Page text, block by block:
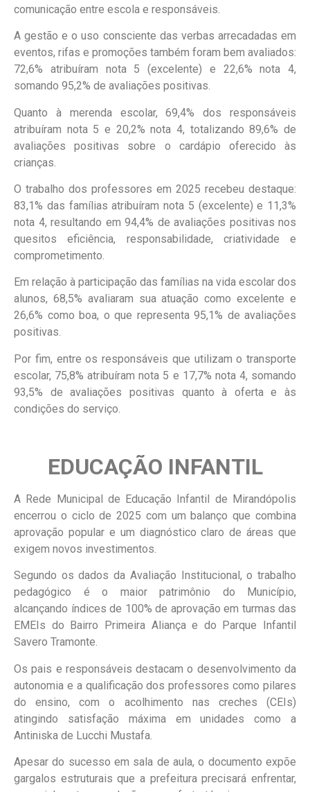
comunicação entre escola e responsáveis.
A gestão e o uso consciente das verbas arrecadadas em
eventos, rifas e promoções também foram bem avaliados:
72,6% atribuíram nota 5 (excelente) e 22,6% nota 4,
somando 95,2% de avaliações positivas.
Quanto à merenda escolar, 69,4% dos responsáveis
atribuíram nota 5 e 20,2% nota 4, totalizando 89,6% de
avaliações positivas sobre o cardápio oferecido às
crianças.
O trabalho dos professores em 2025 recebeu destaque:
83,1% das famílias atribuíram nota 5 (excelente) e 11,3%
nota 4, resultando em 94,4% de avaliações positivas nos
quesitos eficiência, responsabilidade, criatividade e
comprometimento.
Em relação à participação das famílias na vida escolar dos
alunos, 68,5% avaliaram sua atuação como excelente e
26,6% como boa, o que representa 95,1% de avaliações
positivas.
Por fim, entre os responsáveis que utilizam o transporte
escolar, 75,8% atribuíram nota 5 e 17,7% nota 4, somando
93,5% de avaliações positivas quanto à oferta e às
condições do serviço.
EDUCAÇÃO INFANTIL
A Rede Municipal de Educação Infantil de Mirandópolis
encerrou o ciclo de 2025 com um balanço que combina
aprovação popular e um diagnóstico claro de áreas que
exigem novos investimentos.
Segundo os dados da Avaliação Institucional, o trabalho
pedagógico é o maior patrimônio do Município,
alcançando índices de 100% de aprovação em turmas das
EMEIs do Bairro Primeira Aliança e do Parque Infantil
Savero Tramonte.
Os pais e responsáveis destacam o desenvolvimento da
autonomia e a qualificação dos professores como pilares
do ensino, com o acolhimento nas creches (CEIs)
atingindo satisfação máxima em unidades como a
Antiniska de Lucchi Mustafa.
Apesar do sucesso em sala de aula, o documento expõe
gargalos estruturais que a prefeitura precisará enfrentar,